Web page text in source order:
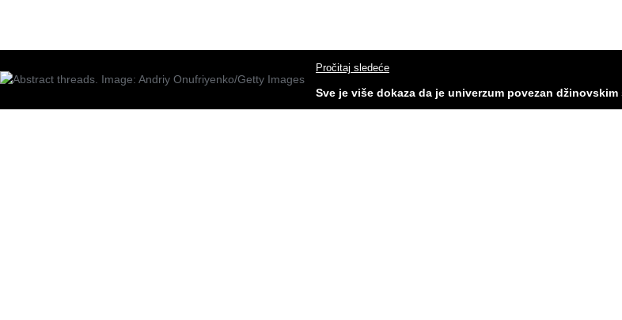
Pročitaj sledeće
Sve je više dokaza da je univerzum povezan